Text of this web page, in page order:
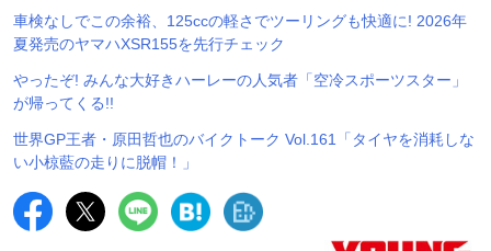
車検なしでこの余裕、125ccの軽さでツーリングも快適に! 2026年
夏発売のヤマハXSR155を先行チェック
やったぞ! みんな大好きハーレーの人気者「空冷スポーツスター」
が帰ってくる!!
世界GP王者・原田哲也のバイクトーク Vol.161「タイヤを消耗しな
い小椋藍の走りに脱帽！」